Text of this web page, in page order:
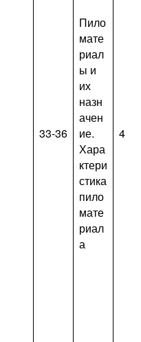
33-36
Пило
мате
риал
ы и
их
назн
ачен
ие.
Хара
ктери
стика
пило
мате
риал
а
4